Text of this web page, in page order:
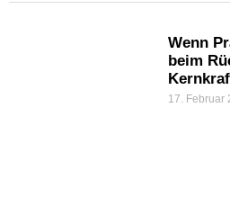
Wenn
beim
17. Februar